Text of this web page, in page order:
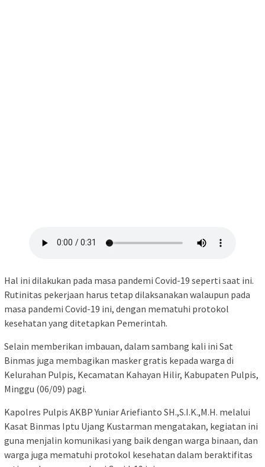
Hal ini dilakukan pada masa pandemi Covid-19 seperti saat ini.
Rutinitas pekerjaan harus tetap dilaksanakan walaupun pada
masa pandemi Covid-19 ini, dengan mematuhi protokol
kesehatan yang ditetapkan Pemerintah.
Selain memberikan imbauan, dalam sambang kali ini Sat
Binmas juga membagikan masker gratis kepada warga di
Kelurahan Pulpis, Kecamatan Kahayan Hilir, Kabupaten Pulpis,
Minggu (06/09) pagi.
Kapolres Pulpis AKBP Yuniar Ariefianto SH.,S.I.K.,M.H. melalui
Kasat Binmas Iptu Ujang Kustarman mengatakan, kegiatan ini
guna menjalin komunikasi yang baik dengan warga binaan, dan
warga juga mematuhi protokol kesehatan dalam beraktifitas